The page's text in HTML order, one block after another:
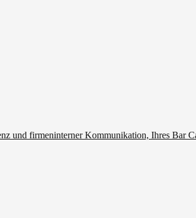
und firmeninterner Kommunikation, Ihres Bar